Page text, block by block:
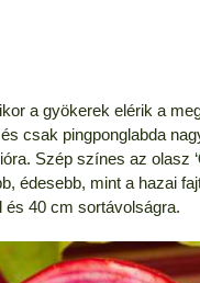
a gyökerek elérik a
csak pingponglabda
Szép színes az olasz ‘
édesebb, mint a hazai
40 cm sortávolságra.